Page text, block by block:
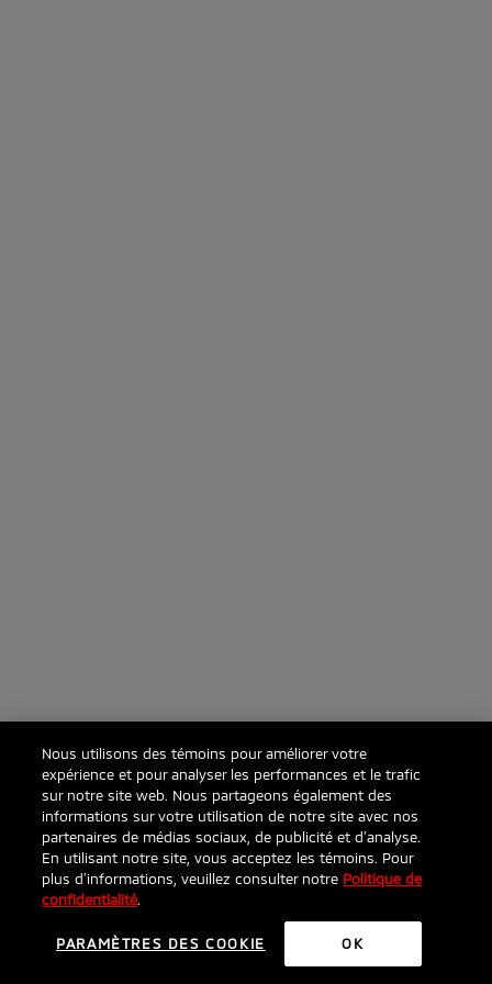
Nous utilisons des témoins pour améliorer votre
expérience et pour analyser les performances et le trafic
sur notre site web. Nous partageons également des
informations sur votre utilisation de notre site avec nos
partenaires de médias sociaux, de publicité et d’analyse.
En utilisant notre site, vous acceptez les témoins. Pour
plus d’informations, veuillez consulter notre Politique de
confidentialité.
PARAMÈTRES DES COOKIE OK